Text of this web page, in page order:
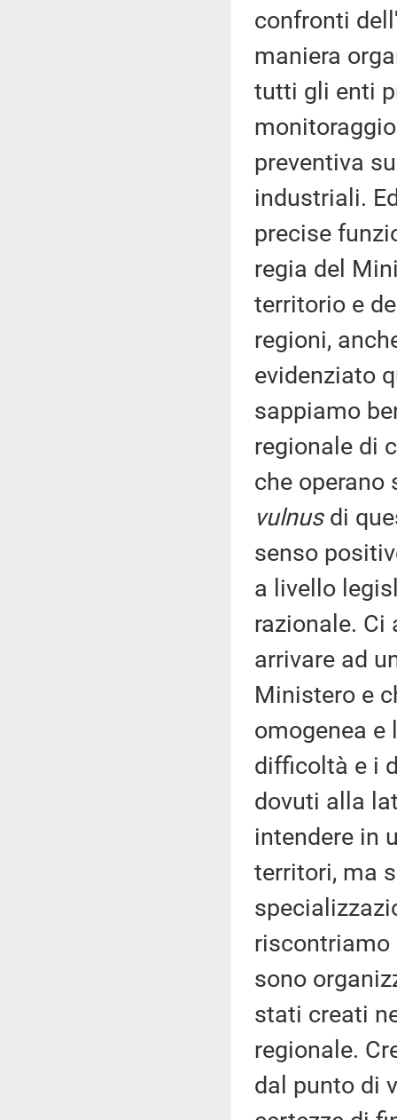
confronti
maniera
tutti gli enti
preventiva
industriali.
precise
regia del
territorio e
regioni,
evidenziato
sappiamo
regionale di
che operano
vulnusdi
senso
a livello
razionale. Ci
arrivare ad
Ministero e
omogenea
difficoltà e i
dovuti alla
intendere in
territori, ma
riscontriamo
sono
stati creati
regionale.
dal punto di